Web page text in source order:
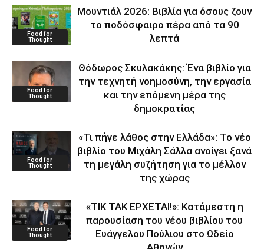
Food for
Thought
Μουντιάλ 2026: Βιβλία για όσους ζουν
το ποδόσφαιρο πέρα από τα 90
λεπτά
Food for
Thought
Θόδωρος Σκυλακάκης: Ένα βιβλίο για
την τεχνητή νοημοσύνη, την εργασία
και την επόμενη μέρα της
δημοκρατίας
Food for
Thought
«Τι πήγε λάθος στην Ελλάδα»: Το νέο
βιβλίο του Μιχάλη Σάλλα ανοίγει ξανά
τη μεγάλη συζήτηση για το μέλλον
της χώρας
Food for
Thought
«ΤΙΚ ΤΑΚ ΕΡΧΕΤΑΙ!»: Κατάμεστη η
παρουσίαση του νέου βιβλίου του
Ευάγγελου Πούλιου στο Ωδείο